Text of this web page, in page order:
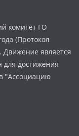
комитет ГО
(Протокол
Движение является
достижения
"Ассоциацию